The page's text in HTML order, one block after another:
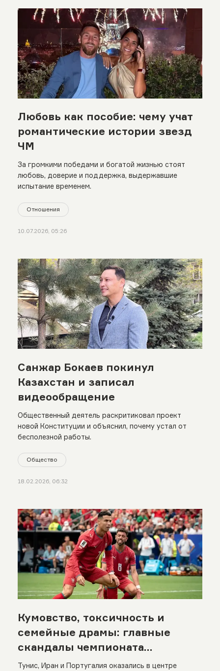
Любовь как пособие: чему учат
романтические истории звезд
ЧМ
За громкими победами и богатой жизнью стоят
любовь, доверие и поддержка, выдержавшие
испытание временем.
Отношения
10.07.2026, 05:26
Санжар Бокаев покинул
Казахстан и записал
видеообращение
Общественный деятель раскритиковал проект
новой Конституции и объяснил, почему устал от
бесполезной работы.
Общество
18.02.2026, 06:32
Кумовство, токсичность и
семейные драмы: главные
скандалы чемпионата
мира-2026
Тунис, Иран и Португалия оказались в центре